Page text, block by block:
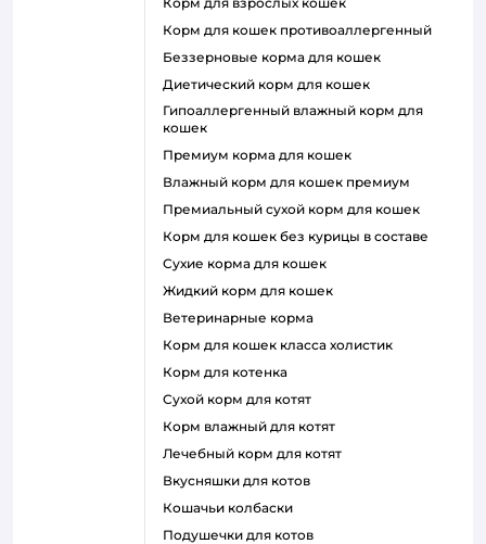
корм для кошек противоаллергенный
беззерновые корма для кошек
диетический корм для кошек
гипоаллергенный влажный корм для
кошек
премиум корма для кошек
влажный корм для кошек премиум
премиальный сухой корм для кошек
корм для кошек без курицы в составе
сухие корма для кошек
жидкий корм для кошек
ветеринарные корма
корм для кошек класса холистик
корм для котенка
сухой корм для котят
корм влажный для котят
лечебный корм для котят
вкусняшки для котов
кошачьи колбаски
подушечки для котов